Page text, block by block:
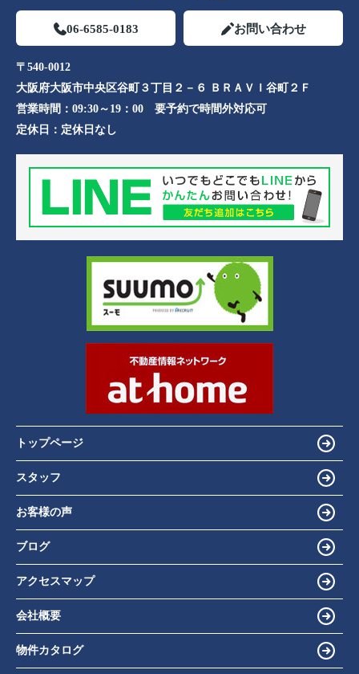
06-6585-0183 お問い合わせ
〒540-0012
大阪府大阪市中央区谷町３丁目２－６ ＢＲＡＶＩ谷町２Ｆ
営業時間： 09:30～19：00 要予約で時間外対応可
定休日： 定休日なし
トップページ
スタッフ
お客様の声
ブログ
アクセスマップ
会社概要
物件カタログ